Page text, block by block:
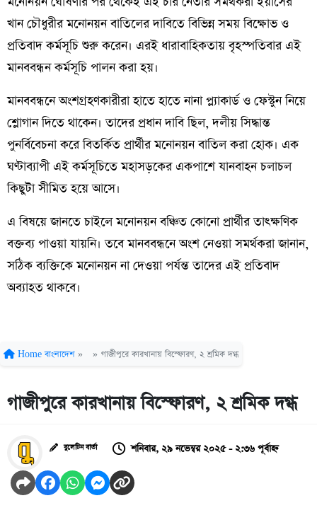
খান চৌধুরীর মনোনয়ন বাতিলের দাবিতে বিভিন্ন সময় বিক্ষোভ ও
প্রতিবাদ কর্মসূচি শুরু করেন। এরই ধারাবাহিকতায় বৃহস্পতিবার এই
মানববন্ধন কর্মসূচি পালন করা হয়।
মানববন্ধনে অংশগ্রহণকারীরা হাতে হাতে নানা প্ল্যাকার্ড ও ফেস্টুন নিয়ে
শ্লোগান দিতে থাকেন। তাদের প্রধান দাবি ছিল, দলীয় সিদ্ধান্ত
পুনর্বিবেচনা করে বিতর্কিত প্রার্থীর মনোনয়ন বাতিল করা হোক। এক
ঘণ্টাব্যাপী এই কর্মসূচিতে মহাসড়কের একপাশে যানবাহন চলাচল
কিছুটা সীমিত হয়ে আসে।
এ বিষয়ে জানতে চাইলে মনোনয়ন বঞ্চিত কোনো প্রার্থীর তাৎক্ষণিক
বক্তব্য পাওয়া যায়নি। তবে মানববন্ধনে অংশ নেওয়া সমর্থকরা জানান,
সঠিক ব্যক্তিকে মনোনয়ন না দেওয়া পর্যন্ত তাদের এই প্রতিবাদ
অব্যাহত থাকবে।
Home বাংলাদেশ » » গাজীপুরে কারখানায় বিস্ফোরণ, ২ শ্রমিক দগ্ধ
গাজীপুরে কারখানায় বিস্ফোরণ, ২ শ্রমিক দগ্ধ
বুলেটিন বার্তা শনিবার, ২৯ নভেম্বর ২০২৫ - ২:৩৬ পূর্বাহ্ন